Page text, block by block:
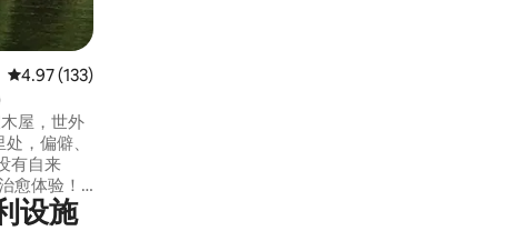
平均评分 4.97 分（满分 5 分），共 133 条评价
4.97 (133)
有自来
愈体验！
中的
），以及
设施